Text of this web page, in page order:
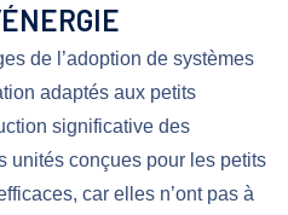
de l’adoption de systèmes
adaptés aux petits
significative des
unités conçues pour les petits
car elles n’ont pas à